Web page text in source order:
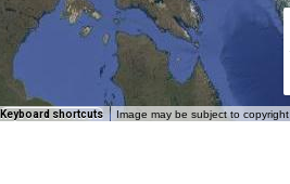
Keyboard shortcuts Image may be subject to copyright